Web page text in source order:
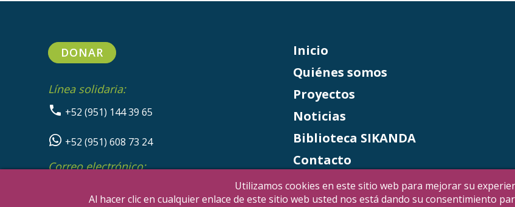
DONAR
Línea solidaria:
+52 (951) 144 39 65
+52 (951) 608 73 24
Correo electrónico:
Inicio
Quiénes somos
Proyectos
Noticias
Biblioteca SIKANDA
Contacto
Italia 5×1000
Utilizamos cookies en este sitio web para mejorar su
Al hacer clic en cualquier enlace de este sitio web usted nos está dando su consentimiento